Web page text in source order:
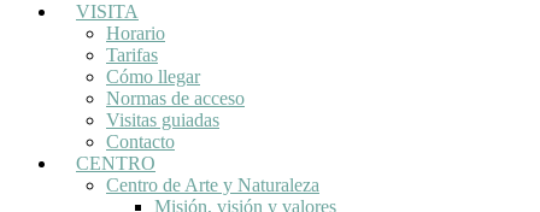
VISITA
Horario
Tarifas
Cómo llegar
Normas de acceso
Visitas guiadas
Contacto
CENTRO
Centro de Arte y Naturaleza
Misión, visión y valores